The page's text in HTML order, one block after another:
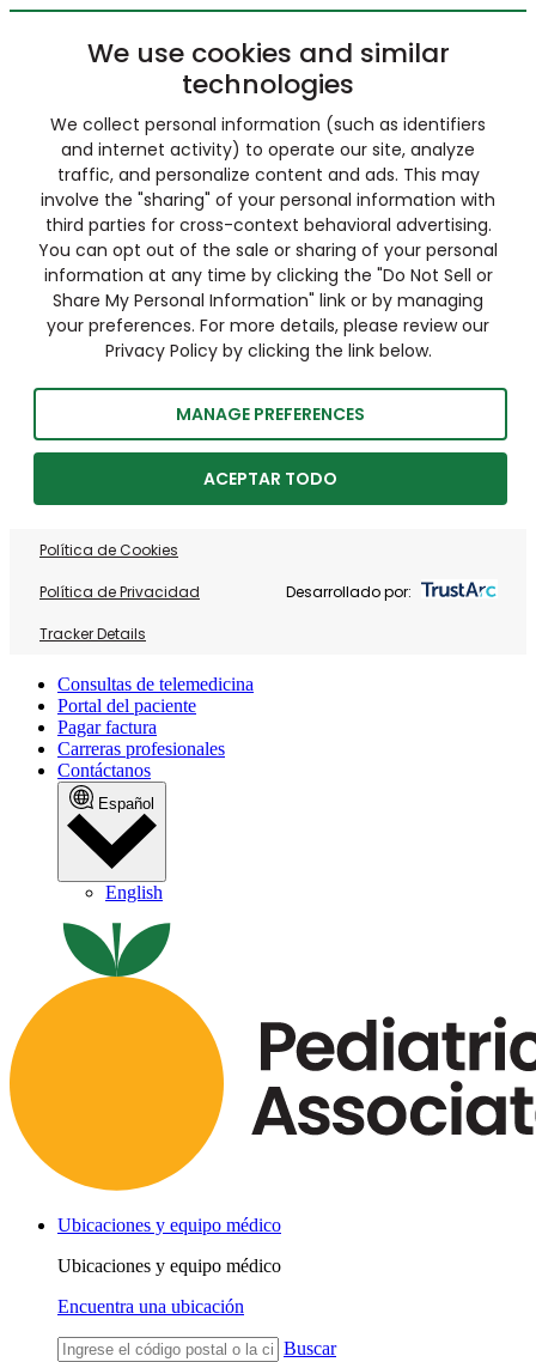
We use cookies and similar
technologies
We collect personal information (such as identifiers
and internet activity) to operate our site, analyze
traffic, and personalize content and ads. This may
involve the "sharing" of your personal information with
third parties for cross-context behavioral advertising.
You can opt out of the sale or sharing of your personal
information at any time by clicking the "Do Not Sell or
Share My Personal Information" link or by managing
your preferences. For more details, please review our
Privacy Policy by clicking the link below.
MANAGE PREFERENCES
ACEPTAR TODO
Política de Cookies
Política de Privacidad
Tracker Details
Desarrollado por:
Consultas de telemedicina
Portal del paciente
Pagar factura
Carreras profesionales
Contáctanos
Español
English
Ubicaciones y equipo médico
Ubicaciones y equipo médico
Encuentra una ubicación
Buscar